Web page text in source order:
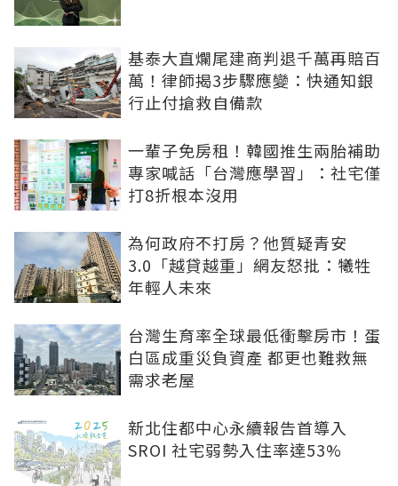
基泰大直爛尾建商判退千萬再賠百
萬！律師揭3步驟應變：快通知銀
行止付搶救自備款
一輩子免房租！韓國推生兩胎補助
專家喊話「台灣應學習」：社宅僅
打8折根本沒用
為何政府不打房？他質疑青安
3.0「越貸越重」網友怒批：犧牲
年輕人未來
台灣生育率全球最低衝擊房市！蛋
白區成重災負資產 都更也難救無
需求老屋
新北住都中心永續報告首導入
SROI 社宅弱勢入住率達53%